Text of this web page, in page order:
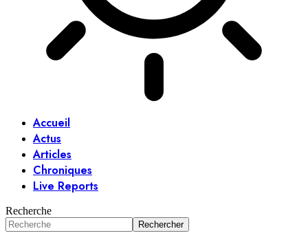
Accueil
Actus
Articles
Chroniques
Live Reports
Recherche